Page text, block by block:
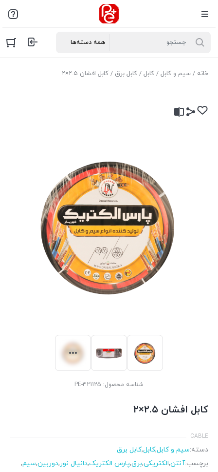
خانه / سیم و کابل / کابل / کابل برق / کابل افشان ۲.۵×۲
شناسه محصول: PE-321125
کابل افشان ۲.۵×۲
CABLE
دسته:سیم و کابل,کابل,کابل برق
برچسب:آنتن,الکتریکی,برق,پارس الکتریک,دانیال نور,دوربین,سیم,